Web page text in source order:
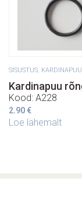
SISUSTUS,
Kardinapuu
Kood: A228
2.90 €
Loe lähemalt